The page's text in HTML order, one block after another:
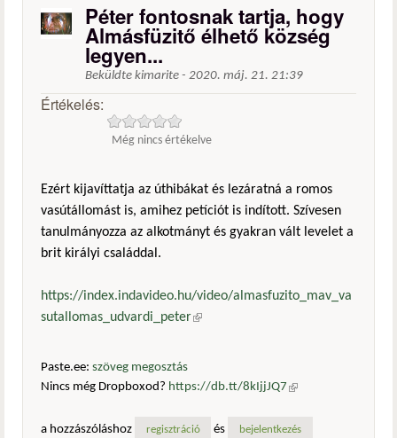
Péter fontosnak tartja, hogy
Almásfüzitő élhető község
legyen...
Beküldte kimarite - 2020. máj. 21. 21:39
Értékelés:
Még nincs értékelve
Ezért kijavíttatja az úthibákat és lezáratná a romos
vasútállomást is, amihez petíciót is indított. Szívesen
tanulmányozza az alkotmányt és gyakran vált levelet a
brit királyi családdal.
https://index.indavideo.hu/video/almasfuzito_mav_va
sutallomas_udvardi_peter(külső hivatkozás)
Paste.ee: szöveg megosztás
Nincs még Dropboxod? https://db.tt/8kIjjJQ7 (külső
a hozzászóláshoz
regisztráció és bejelentkezés